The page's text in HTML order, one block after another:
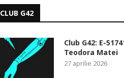
CLUB G42
Club G42: E-
Teodora Matei
27 aprilie 2026